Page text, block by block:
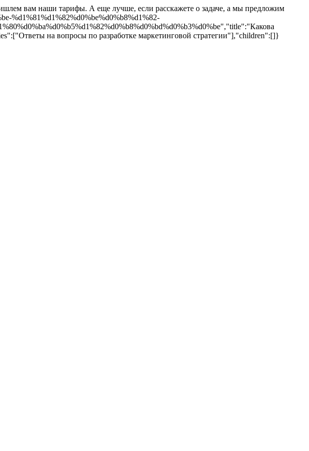
вам наши тарифы. А еще лучше, если расскажете о задаче, а мы предложим
%d1%81%d1%82%d0%be%d0%b8%d1%82-
на вопросы по разработке маркетинговой стратегии"],"children":[]}